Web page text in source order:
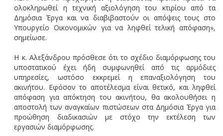
ολοκληρωθεί η τεχνική αξιολόγηση του κτιρίου από τα
Δημόσια Έργα και να διαβιβαστούν οι απόψεις τους στο
Υπουργείο Οικονομικών για να ληφθεί τελική απόφαση»,
σημείωσε.
Η κ. Αλεξάνδρου πρόσθεσε ότι το σχέδιο διαμόρφωσης του
υποστατικού έχει ήδη συμφωνηθεί από τις αρμόδιες
υπηρεσίες, ωστόσο εκκρεμεί η επαναξιολόγηση του
ακινήτου. Εφόσον το αποτέλεσμα είναι θετικό, και ληφθεί
απόφαση για απόκτηση του ακινήτου, θα ακολουθήσει η
αποστολή των αναγκαίων πιστώσεων στα Δημόσια Έργα για
προώθηση διαδικασιών με στόχο την εκτέλεση των
εργασιών διαμόρφωσης.